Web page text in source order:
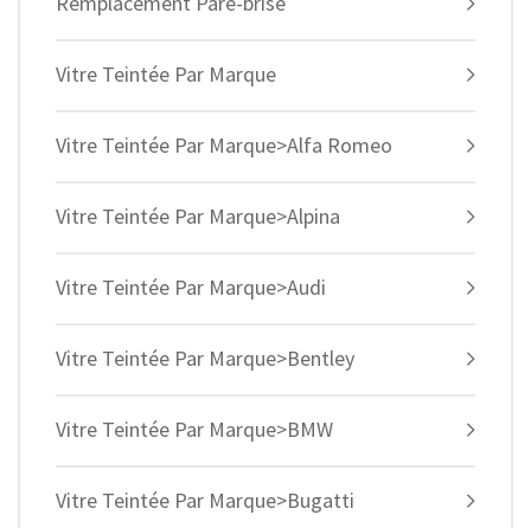
Vitre Teintée Par Marque
Vitre Teintée Par Marque>Alfa Romeo
Vitre Teintée Par Marque>Alpina
Vitre Teintée Par Marque>Audi
Vitre Teintée Par Marque>Bentley
Vitre Teintée Par Marque>BMW
Vitre Teintée Par Marque>Bugatti